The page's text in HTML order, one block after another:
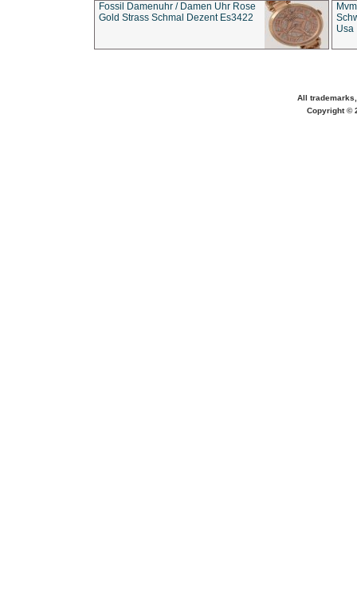
Fossil Damenuhr / Damen Uhr Rose
Gold Strass Schmal Dezent Es3422
Usa
All
Copyright ©